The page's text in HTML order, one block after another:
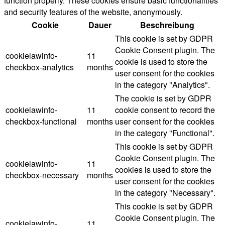
and security features of the website, anonymously.
Cookie
Dauer Beschreibung
cookielawinfo-
checkbox-analytics
11
months
This cookie is set by GDPR
Cookie Consent plugin. The
cookie is used to store the
user consent for the cookies
in the category "Analytics".
cookielawinfo-
checkbox-functional
11
months
The cookie is set by GDPR
cookie consent to record the
user consent for the cookies
in the category "Functional".
cookielawinfo-
checkbox-necessary
11
months
This cookie is set by GDPR
Cookie Consent plugin. The
cookies is used to store the
user consent for the cookies
in the category "Necessary".
This cookie is set by GDPR
Cookie Consent plugin. The